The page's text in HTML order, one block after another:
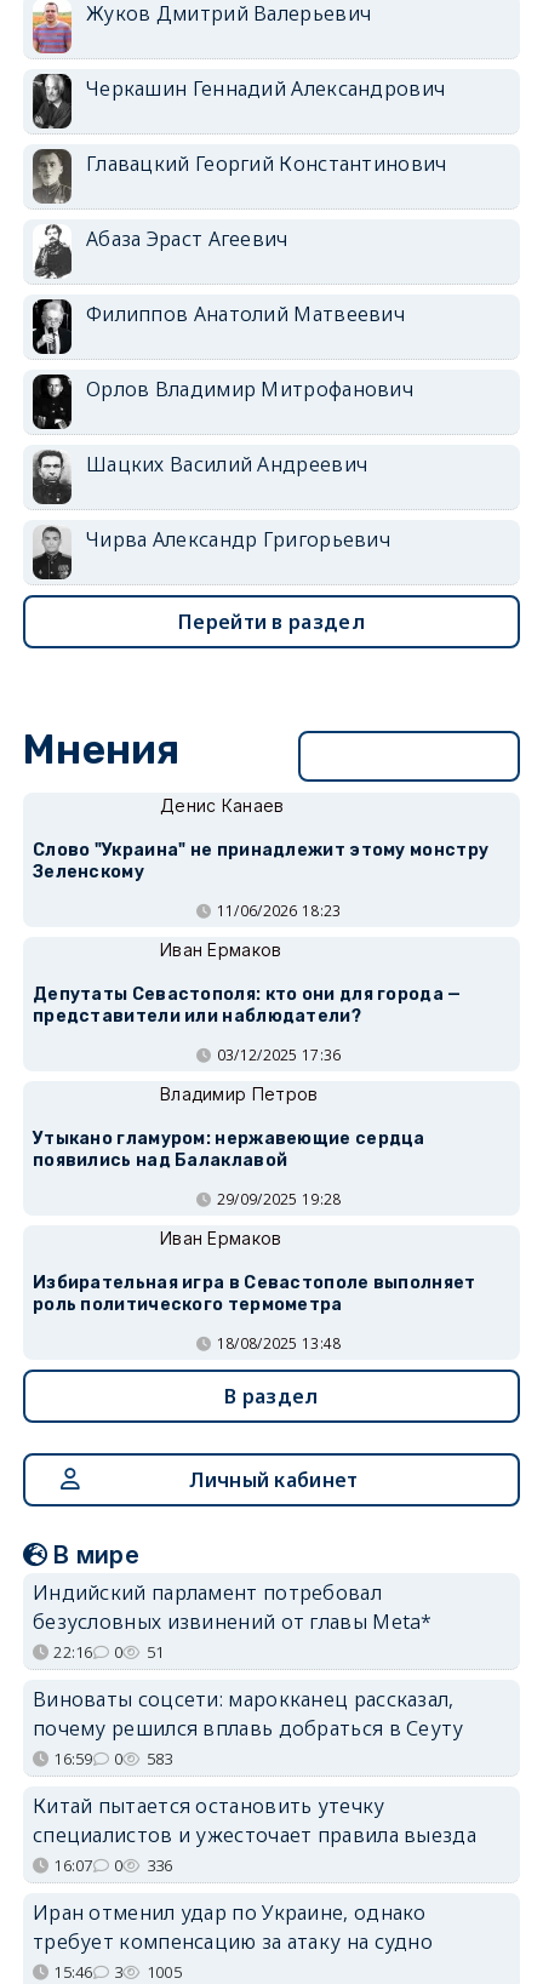
Жуков Дмитрий Валерьевич
Черкашин Геннадий Александрович
Главацкий Георгий Константинович
Абаза Эраст Агеевич
Филиппов Анатолий Матвеевич
Орлов Владимир Митрофанович
Шацких Василий Андреевич
Чирва Александр Григорьевич
Перейти в раздел
Мнения
Денис Канаев
Слово "Украина" не принадлежит этому монстру
Зеленскому
11/06/2026 18:23
Иван Ермаков
Депутаты Севастополя: кто они для города —
представители или наблюдатели?
03/12/2025 17:36
Владимир Петров
Утыкано гламуром: нержавеющие сердца
появились над Балаклавой
29/09/2025 19:28
Иван Ермаков
Избирательная игра в Севастополе выполняет
роль политического термометра
18/08/2025 13:48
В раздел
Личный кабинет
В мире
Индийский парламент потребовал
безусловных извинений от главы Meta*
22:16 0 51
Виноваты соцсети: марокканец рассказал,
почему решился вплавь добраться в Сеуту
16:59 0 583
Китай пытается остановить утечку
специалистов и ужесточает правила выезда
16:07 0 336
Иран отменил удар по Украине, однако
требует компенсацию за атаку на судно
15:46 3 1005